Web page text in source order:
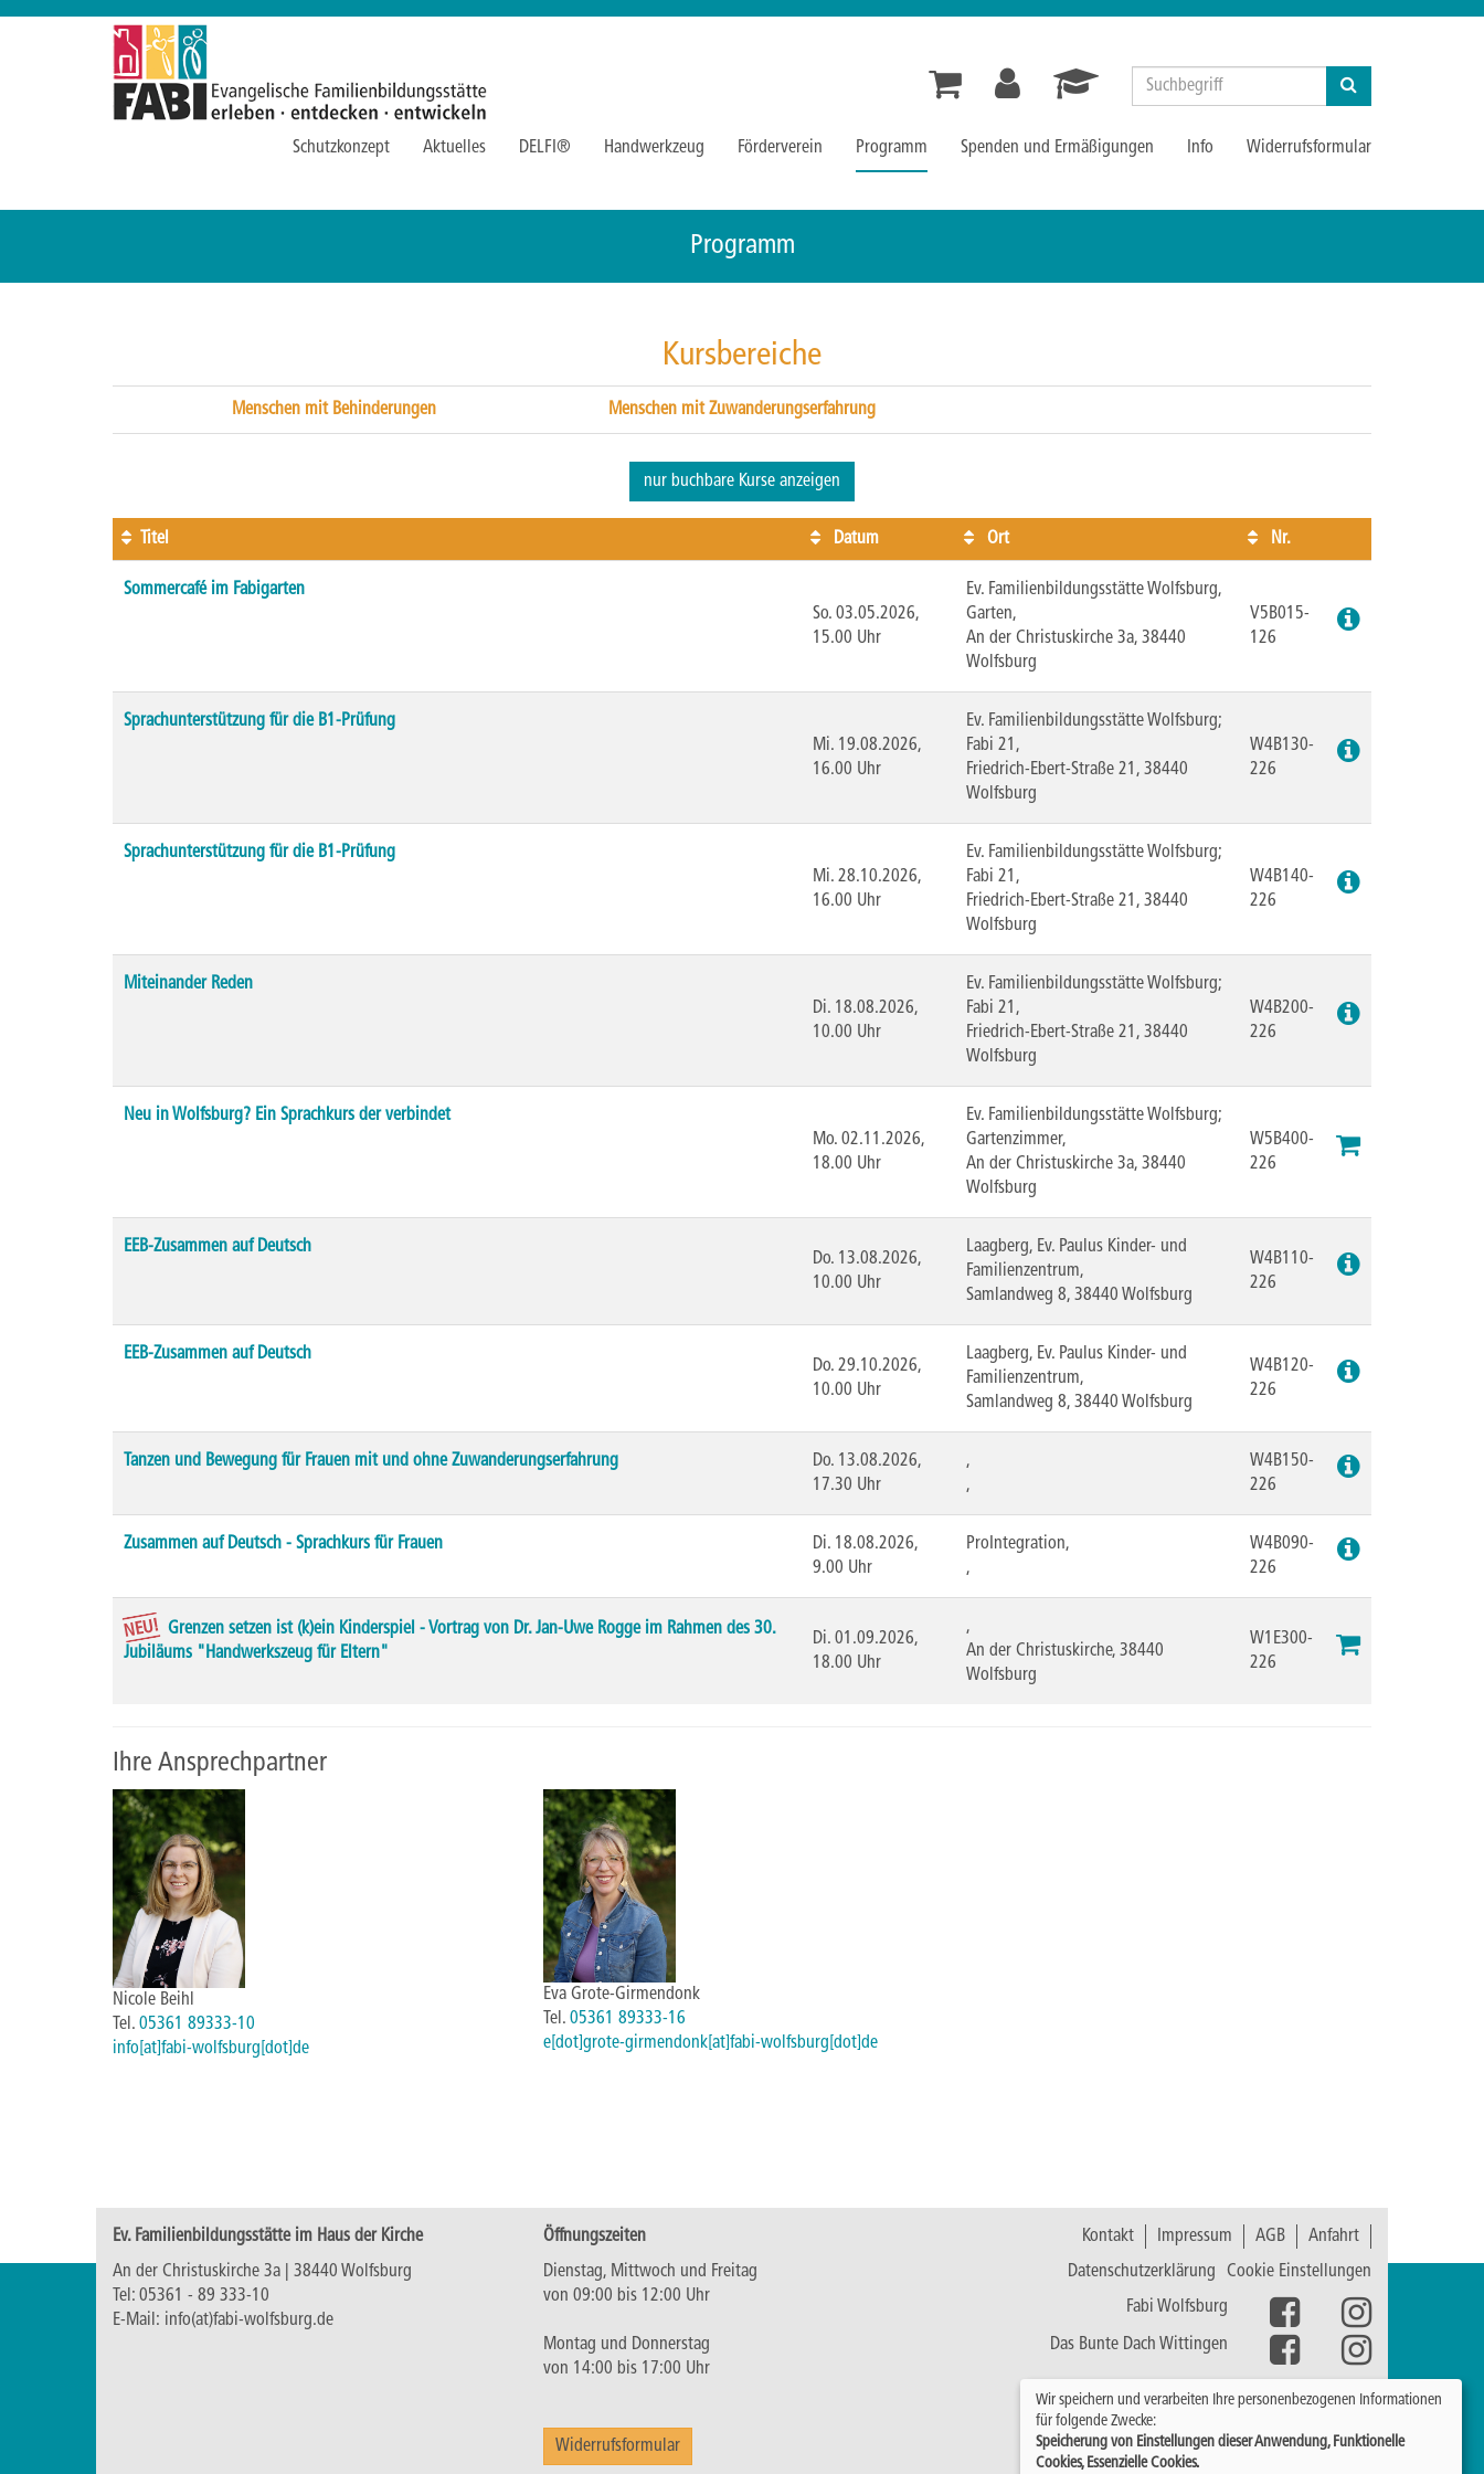
Suchen
Schutzkonzept Aktuelles DELFI® Handwerkzeug Förderverein Programm Spenden und Ermäßigungen Info Widerrufsformular
Programm
Kursbereiche
Menschen mit Behinderungen Menschen mit Zuwanderungserfahrung
nur buchbare Kurse anzeigen
Tabellenüberschriften
Titel Datum Ort
Nr.
Kursstatus
Sommercafé im Fabigarten
So. 03.05.2026,
15.00 Uhr
Ev. Familienbildungsstätte Wolfsburg,
Garten,
An der Christuskirche 3a, 38440
Wolfsburg
V5B015-
126
Sprachunterstützung für die B1-Prüfung
Mi. 19.08.2026,
16.00 Uhr
Ev. Familienbildungsstätte Wolfsburg;
Fabi 21,
Friedrich-Ebert-Straße 21, 38440
Wolfsburg
W4B130-
226
Sprachunterstützung für die B1-Prüfung
Mi. 28.10.2026,
16.00 Uhr
Ev. Familienbildungsstätte Wolfsburg;
Fabi 21,
Friedrich-Ebert-Straße 21, 38440
Wolfsburg
W4B140-
226
Miteinander Reden
Di. 18.08.2026,
10.00 Uhr
Ev. Familienbildungsstätte Wolfsburg;
Fabi 21,
Friedrich-Ebert-Straße 21, 38440
Wolfsburg
W4B200-
226
Neu in Wolfsburg? Ein Sprachkurs der verbindet
Mo. 02.11.2026,
18.00 Uhr
Ev. Familienbildungsstätte Wolfsburg;
Gartenzimmer,
An der Christuskirche 3a, 38440
Wolfsburg
W5B400-
226
EEB-Zusammen auf Deutsch
Do. 13.08.2026,
10.00 Uhr
Laagberg, Ev. Paulus Kinder- und
Familienzentrum,
Samlandweg 8, 38440 Wolfsburg
W4B110-
226
EEB-Zusammen auf Deutsch
Do. 29.10.2026,
10.00 Uhr
Laagberg, Ev. Paulus Kinder- und
Familienzentrum,
Samlandweg 8, 38440 Wolfsburg
W4B120-
226
Tanzen und Bewegung für Frauen mit und ohne Zuwanderungserfahrung Do. 13.08.2026,
17.30 Uhr
,
,
W4B150-
226
Zusammen auf Deutsch - Sprachkurs für Frauen Di. 18.08.2026,
9.00 Uhr
ProIntegration,
,
W4B090-
226
NEU! Grenzen setzen ist (k)ein Kinderspiel - Vortrag von Dr. Jan-Uwe Rogge im Rahmen des 30.
Jubiläums "Handwerkszeug für Eltern"
Di. 01.09.2026,
18.00 Uhr
,
An der Christuskirche, 38440
Wolfsburg
W1E300-
226
Ihre Ansprechpartner
Nicole Beihl
Tel. 05361 89333-10
info[at]fabi-wolfsburg[dot]de
Eva Grote-Girmendonk
Tel. 05361 89333-16
e[dot]grote-girmendonk[at]fabi-wolfsburg[dot]de
Ev. Familienbildungsstätte im Haus der Kirche
An der Christuskirche 3a | 38440 Wolfsburg
Tel: 05361 - 89 333-10
E-Mail: info(at)fabi-wolfsburg.de
Öffnungszeiten
Dienstag, Mittwoch und Freitag
von 09:00 bis 12:00 Uhr
Montag und Donnerstag
von 14:00 bis 17:00 Uhr
Widerrufsformular
Kontakt Impressum AGB
Anfahrt
Datenschutzerklärung
Cookie Einstellungen
Fabi Wolfsburg
Das Bunte Dach Wittingen
Wir speichern und verarbeiten Ihre personenbezogenen Informationen
für folgende Zwecke:
Speicherung von Einstellungen dieser Anwendung, Funktionelle
Cookies, Essenzielle Cookies.